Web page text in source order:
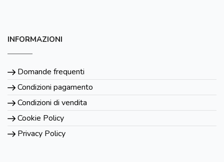
INFORMAZIONI
Domande frequenti
Condizioni pagamento
Condizioni di vendita
Cookie Policy
Privacy Policy